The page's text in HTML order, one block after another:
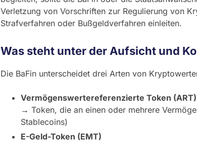
Verletzung von Vorschriften zur Regulierung von
Strafverfahren oder Bußgeldverfahren einleiten.
Was steht unter der Aufsicht und
Die BaFin unterscheidet drei Arten von
Vermögenswertereferenzierte Token (ART)
→ Token, die an einen oder mehrere
Stablecoins)
E-Geld-Token (EMT)